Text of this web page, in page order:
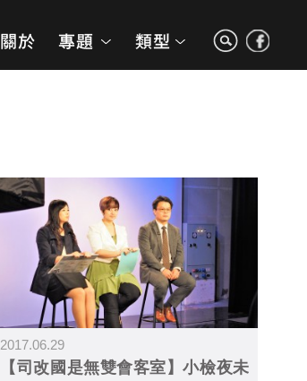
2017.06.29
【司改國是無雙會客室】小檢夜未